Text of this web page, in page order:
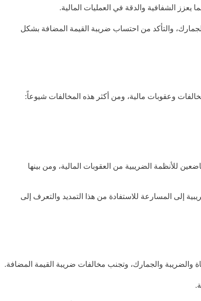
يعزز الشفافية والدقة في العمليات المالية​.
والتأكد من احتساب ضريبة القيمة المضافة بشكل
وعقوبات مالية، ومن أكثر هذه المخالفات شيوعاً:
الغرامات” لإعفاء الخاضعين للأنظمة الضريبية من العقوبات المالية، ومن بينها
من يوليو 2024م وحتى نهاية عام 2024م، ودعت الخاضعين للأنظمة الضريبية إلى المسارعة للاستفادة من هذا التمديد والتعرف إلى
والضريبة والجمارك، وتجنب مخالفات ضريبة القيمة المضافة.